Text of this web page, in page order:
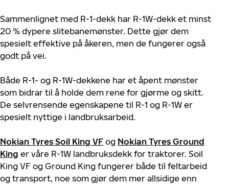
Sammenlignet med R-1-dekk har R-1W-dekk et minst
20 % dypere slitebanemønster. Dette gjør dem
spesielt effektive på åkeren, men de fungerer også
godt på vei.
Både R-1- og R-1W-dekkene har et åpent mønster
som bidrar til å holde dem rene for gjørme og skitt.
De selvrensende egenskapene til R-1 og R-1W er
spesielt nyttige i landbruksarbeid.
Nokian Tyres Soil King VF og Nokian Tyres Ground
King er våre R-1W landbruksdekk for traktorer. Soil
King VF og Ground King fungerer både til feltarbeid
og transport, noe som gjør dem mer allsidige enn